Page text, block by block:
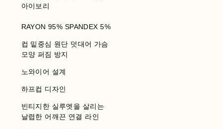
아이보리
RAYON 95% SPANDEX 5%
컵 밑중심 원단 덧대어 가슴
모양 퍼짐 방지
노와이어 설계
하프컵 디자인
빈티지한 실루엣을 살리는
날렵한 어깨끈 연결 라인